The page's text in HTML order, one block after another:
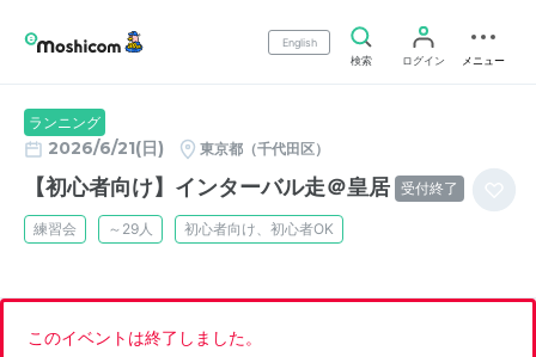
English
検索
ログイン メニュー
ランニング
2026/6/21(日) 東京都（千代田区）
【初心者向け】インターバル走＠皇居 受付終了
練習会 ～29人 初心者向け、初心者OK
このイベントは終了しました。